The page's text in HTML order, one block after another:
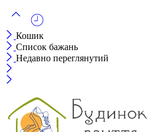
Кошик
Список бажань
Недавно переглянутий